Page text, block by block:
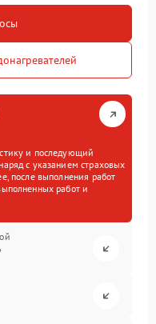
и последующий
с указанием страховых
после выполнения работ
работ и